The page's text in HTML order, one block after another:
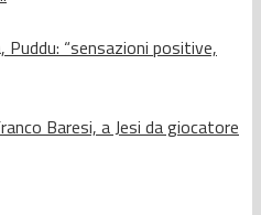
Puddu: “sensazioni positive,
Baresi, a Jesi da giocatore